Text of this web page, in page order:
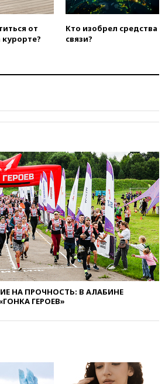
09:55
Силы ПВО перехватили
за утро 85 БПЛА над
территорией РФ
09:25
Ильский НПЗ на Кубани
08:42Силы ПВО сбили почти
08:16Лукашенко призвал
белорусов покупать избы в
селах
07:30Нигерия стала
крупнейшим поставщиком
авиатоплива в Европу
06:30США и Колумбия
обсуждают координацию
усилий против наркотрафика
05:30ВМС Испании усилили
присутствие в Сеуте на фоне
миграционного кризиса
03:30В Минстрое сравнили
отпустить его с круглого стола
в Госдепе, чтобы «вести
от
курорте?
Кто изобрел средства
связи?
НА ПРОЧНОСТЬ: В АЛАБИНЕ
ГЕРОЕВ»